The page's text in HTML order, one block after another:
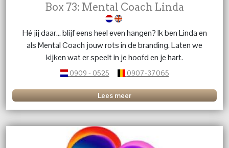
Box 73: Mental Coach Linda
Hé jij daar… blijf eens heel even hangen? Ik ben Linda en
als Mental Coach jouw rots in de branding. Laten we
kijken wat er speelt in je hoofd en je hart.
0909 - 0525 0907-37065
Lees meer